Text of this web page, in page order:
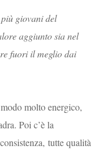
giovani del
aggiunto sia nel
fuori il meglio dai
molto energico,
Poi c’è la
tutte qualità